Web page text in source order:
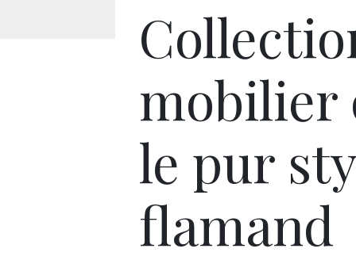
mobilier
le pur
flamand